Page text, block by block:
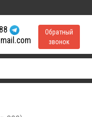
Обратный
звонок